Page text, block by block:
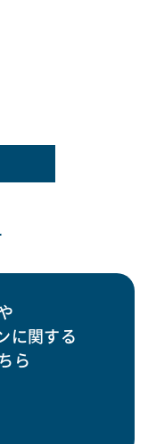
に関する
ら